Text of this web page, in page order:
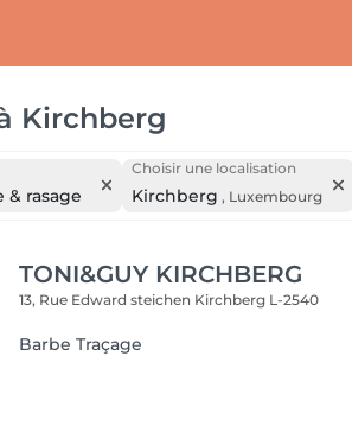
Kirchberg
& rasage
Choisir une localisation
Kirchberg , Luxembourg
TONI&GUY KIRCHBERG
13, Rue Edward steichen Kirchberg L-2540
Barbe Traçage